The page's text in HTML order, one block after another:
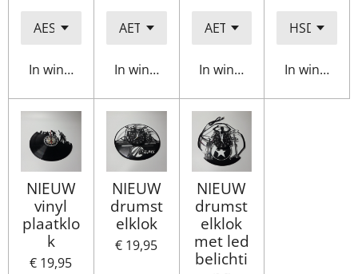
In winkelwagenIn winkelwagenIn winkelwagenIn
NIEUW
vinyl
plaatklo
k
€ 19,95
NIEUW
drumst
elklok
€ 19,95
NIEUW
drumst
elklok
met led
belichti